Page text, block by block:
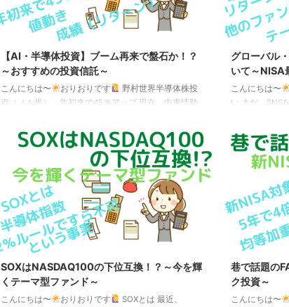
【AI・半導体投資】ブーム再来で盤石か！？
～おすすめの投資信託～
こんにちは〜 おりおりです
野村世界半導体株投
資（ノム半）、年初来で45％アップ 現在、中東情勢
株に関しては意外と好調で、中でもAI・半導体関連株
は絶好調です。 今年の年初（2026年1月5日）を100と
した場合の現在（2026年5月15日）までの値動き ※
円ベース S&P500 TRNASDAQ100 TRMSCI ACWI TR日
経平均 TRFANG+ゴールド野村世界半導体株投資（分
配金再投資）109.33116.57109.21119 ...
グローバル
いて～NISA
こんにちは〜
い まだ、SNS
べきはそのリ
です。 主要
の値動き（
Slim 米国株式
（オール・カ
デック ...
SOXはNASDAQ100の下位互換！？～今を輝
くテーマ型ファンド～
こんにちは〜 おりおりです
SOXとは 最近、
巷で話題の
ク投資～
こんにちは〜